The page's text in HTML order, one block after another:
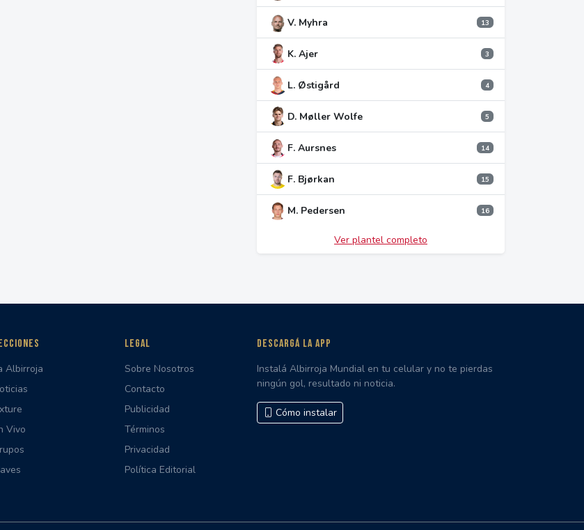
V. Myhra 13
K. Ajer 3
L. Østigård 4
D. Møller Wolfe 5
F. Aursnes 14
F. Bjørkan 15
M. Pedersen 16
Ver plantel completo
Albirroja
Vivo
LEGAL
Sobre Nosotros
Contacto
Publicidad
Términos
Privacidad
Política Editorial
DESCARGÁ LA APP
Instalá Albirroja Mundial en tu celular y no te pierdas
ningún gol, resultado ni noticia.
Cómo instalar